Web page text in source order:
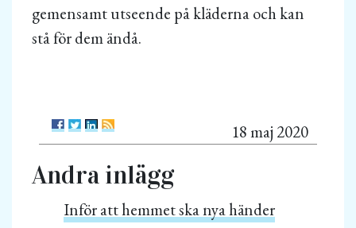
gemensamt utseende på kläderna och kan
stå för dem ändå.
18 maj 2020
Andra inlägg
Inför att hemmet ska nya händer